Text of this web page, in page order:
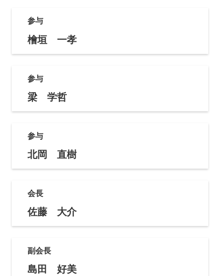
参与
檜垣 一孝
参与
梁 学哲
参与
北岡 直樹
会長
佐藤 大介
副会長
島田 好美